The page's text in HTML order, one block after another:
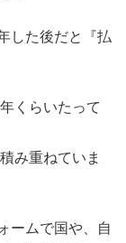
した後だと『払
くらいたって
み重ねていま
ームで国や、自